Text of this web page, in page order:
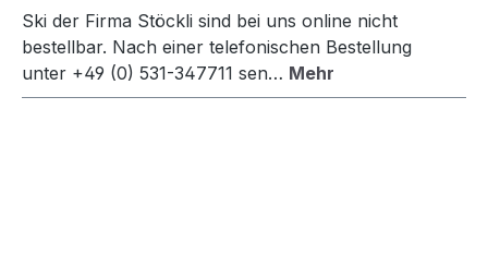
Ski der Firma Stöckli sind bei uns online nicht
bestellbar. Nach einer telefonischen Bestellung
unter +49 (0) 531-347711 sen… Mehr